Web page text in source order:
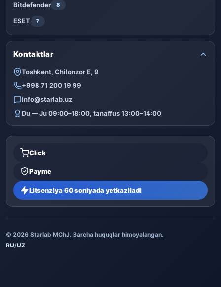
Bitdefender 8
ESET 7
Kontaktlar
Toshkent, Chilonzor E, 9
+998 71 200 19 99
info@starlab.uz
Du — Ju 09:00–18:00, tanaffus 13:00–14:00
Click
Payme
Litsenziya 60 soniyada yetkaziladi
© 2026 Starlab MChJ. Barcha huquqlar himoyalangan.
RU/UZ